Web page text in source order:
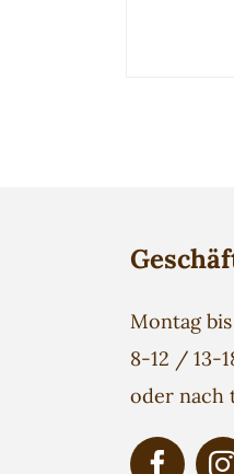
Montag
8-12 / 13-
oder nach